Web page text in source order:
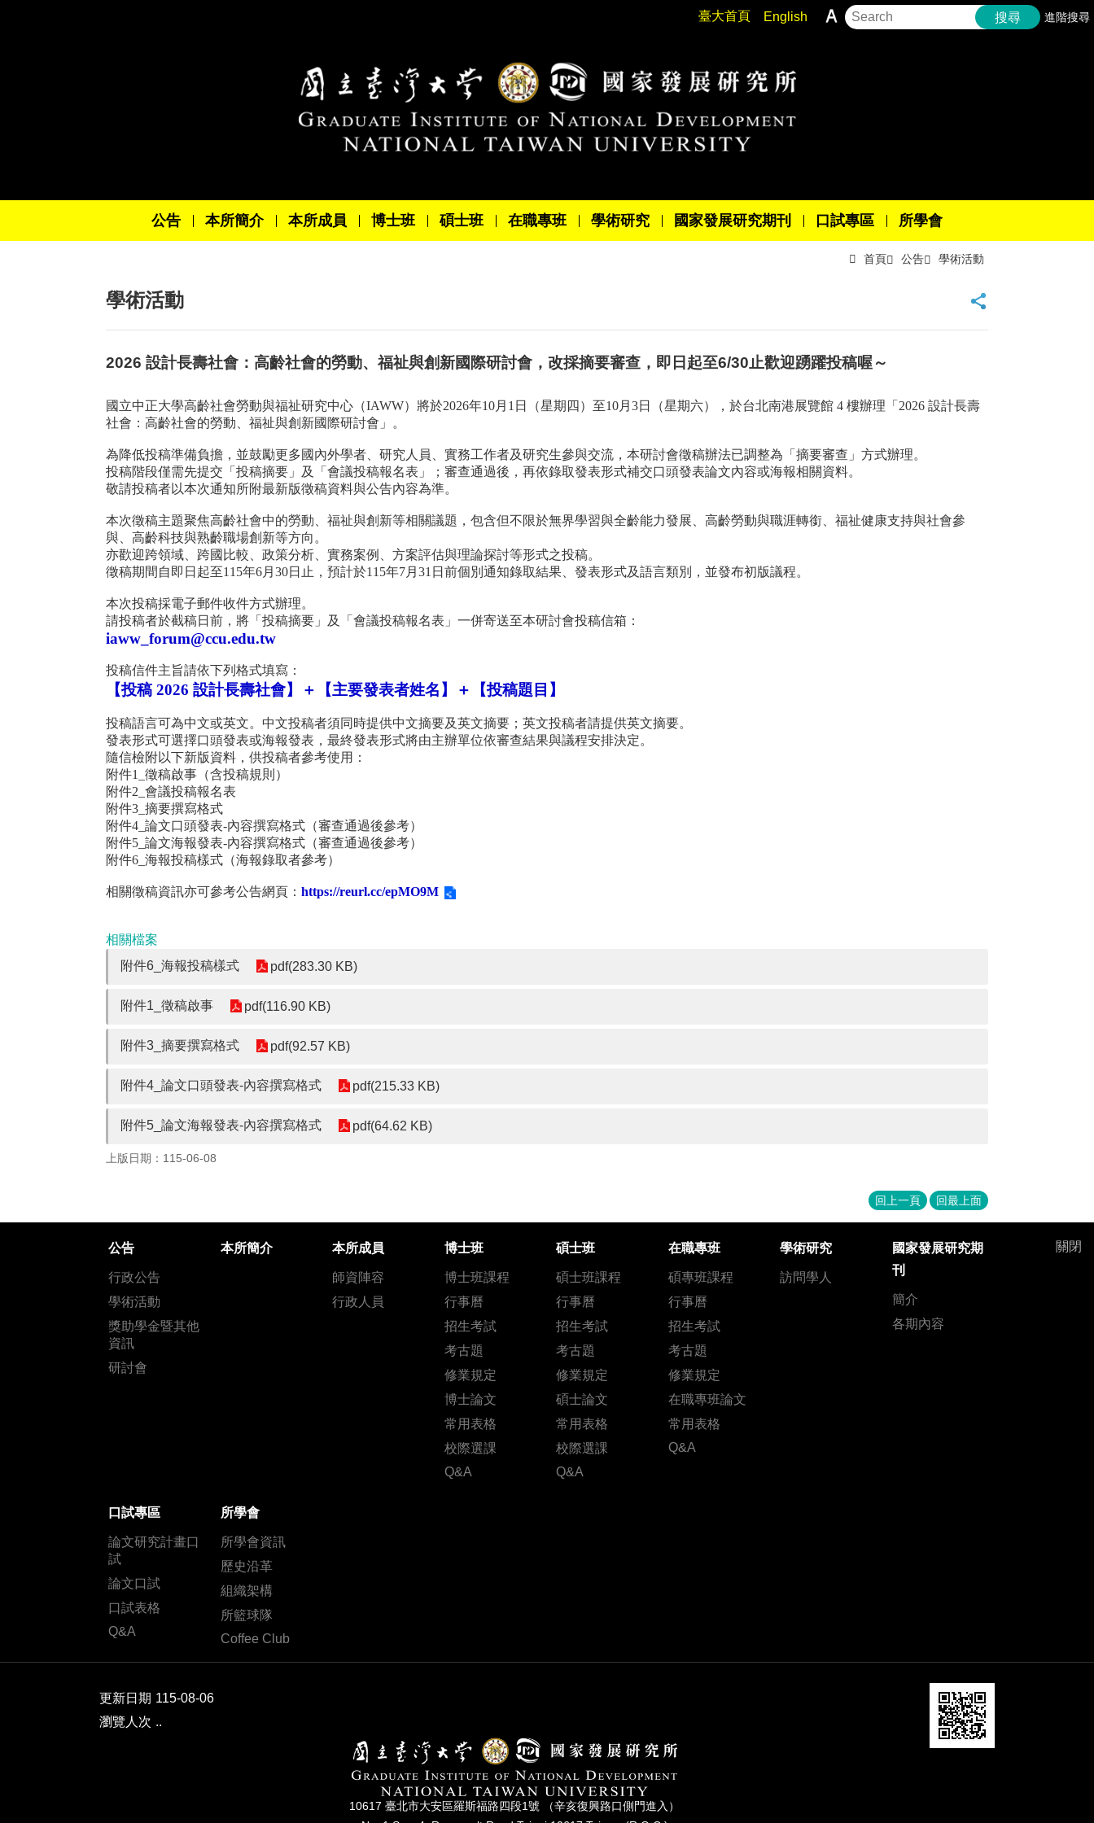
臺大首頁 English 搜尋 進階搜尋
公告 本所簡介 本所成員 博士班 碩士班 在職專班 學術研究 國家發展研究期刊 口試專區 所學會
首頁 公告 學術活動
學術活動
2026 設計長壽社會：高齡社會的勞動、福祉與創新國際研討會，改採摘要審查，即日起至6/30止歡迎踴躍投稿喔～
國立中正大學高齡社會勞動與福祉研究中心（IAWW）將於2026年10月 1 日（星期四）至10月 3日（星期六），於台北南港展覽館 4 樓辦理「 2026 設計長壽
社會：高齡社會的勞動、福祉與創新國際研討會」。
為降低投稿準備負擔，並鼓勵更多國內外學者、研究人員、實務工作者及研究生參與交流，本研討會徵稿辦法已調整為「摘要審查」方式辦理。
投稿階段僅需先提交「投稿摘要」及「會議投稿報名表」；審查通過後，再依錄取發表形式補交口頭發表論文內容或海報相關資料。
敬請投稿者以本次通知所附最新版徵稿資料與公告內容為準。
本次徵稿主題聚焦高齡社會中的勞動、福祉與創新等相關議題，包含但不限於無界學習與全齡能力發展、高齡勞動與職涯轉銜、福祉健康支持與社會參
與、高齡科技與熟齡職場創新等方向。
亦歡迎跨領域、跨國比較、政策分析、實務案例、方案評估與理論探討等形式之投稿。
徵稿期間自即日起至115年6月 30日止，預計於115年7月 31 日前個別通知錄取結果、發表形式及語言類別，並發布初版議程。
本次投稿採電子郵件收件方式辦理。
請投稿者於截稿日前，將「投稿摘要」及「會議投稿報名表」一併寄送至本研討會投稿信箱：
iaww_forum@ccu.edu.tw
投稿信件主旨請依下列格式填寫：
【投稿 2026 設計長壽社會】＋【主要發表者姓名】＋【投稿題目】
投稿語言可為中文或英文。中文投稿者須同時提供中文摘要及英文摘要；英文投稿者請提供英文摘要。
發表形式可選擇口頭發表或海報發表，最終發表形式將由主辦單位依審查結果與議程安排決定。
隨信檢附以下新版資料，供投稿者參考使用：
附件1_ 徵稿啟事（含投稿規則）
附件2_ 會議投稿報名表
附件3_ 摘要撰寫格式
附件4_ 論文口頭發表-內容撰寫格式（審查通過後參考）
附件5_ 論文海報發表-內容撰寫格式（審查通過後參考）
附件6_ 海報投稿樣式（海報錄取者參考）
相關徵稿資訊亦可參考公告網頁： https://reurl.cc/epMO9M
相關檔案
附件6_海報投稿樣式
pdf(283.30 KB)
附件1_徵稿啟事 pdf(116.90 KB)
附件3_摘要撰寫格式 pdf(92.57 KB)
附件4_論文口頭發表-內容撰寫格式 pdf(215.33 KB)
附件5_論文海報發表-內容撰寫格式 pdf(64.62 KB)
上版日期：115-06-08
回上一頁 回最上面
關閉
公告
行政公告
學術活動
獎助學金暨其他
資訊
研討會
本所簡介 本所成員
師資陣容
行政人員
博士班
博士班課程
行事曆
招生考試
考古題
修業規定
博士論文
常用表格
校際選課
Q&A
碩士班
碩士班課程
行事曆
招生考試
考古題
修業規定
碩士論文
常用表格
校際選課
Q&A
在職專班
碩專班課程
行事曆
招生考試
考古題
修業規定
在職專班論文
常用表格
Q&A
學術研究
訪問學人
國家發展研究期
刊
簡介
各期內容
口試專區
論文研究計畫口
試
論文口試
口試表格
Q&A
所學會
所學會資訊
歷史沿革
組織架構
所籃球隊
Coffee Club
更新日期 115-08-06
瀏覽人次 ..
10617 臺北市⼤安區羅斯福路四段1號 （辛亥復興路⼝側⾨進入）